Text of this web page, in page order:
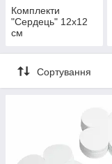
Комплекти
"Сердець" 12х12
см
Сортування